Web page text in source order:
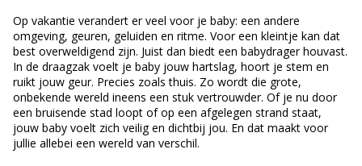
Op vakantie verandert er veel voor je baby: een andere
omgeving, geuren, geluiden en ritme. Voor een kleintje kan dat
best overweldigend zijn. Juist dan biedt een babydrager houvast.
In de draagzak voelt je baby jouw hartslag, hoort je stem en
ruikt jouw geur. Precies zoals thuis. Zo wordt die grote,
onbekende wereld ineens een stuk vertrouwder. Of je nu door
een bruisende stad loopt of op een afgelegen strand staat,
jouw baby voelt zich veilig en dichtbij jou. En dat maakt voor
jullie allebei een wereld van verschil.